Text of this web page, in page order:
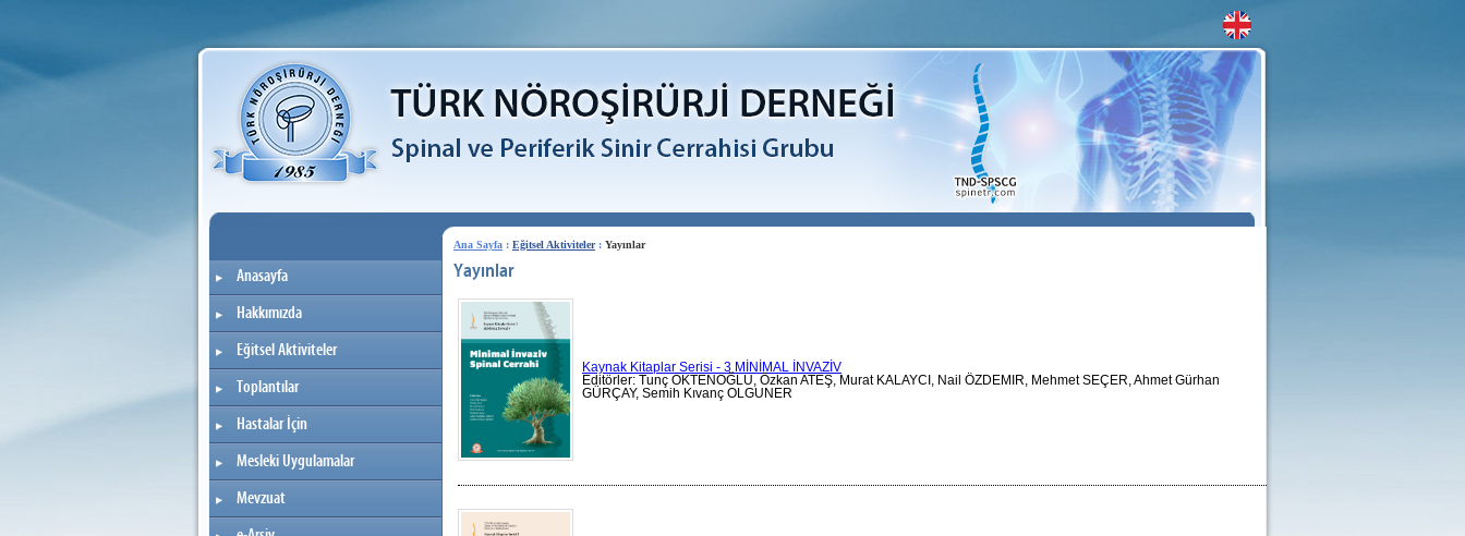
Anasayfa
Hakkımızda
Eğitsel Aktiviteler
Toplantılar
Hastalar İçin
Mesleki Uygulamalar
Mevzuat
Ana Sayfa : Eğitsel Aktiviteler: Yayınlar
Yayınlar
Kaynak Kitaplar Serisi - 3 MİNİMAL İNVAZİV
Editörler: Tunç ÖKTENOĞLU, Özkan ATEŞ, Murat KALAYCI, Nail ÖZDEMIR, Mehmet SEÇER, Ahmet Gürhan
GÜRÇAY, Semih Kıvanç OLGUNER